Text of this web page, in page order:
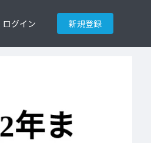
ログイン 新規登録